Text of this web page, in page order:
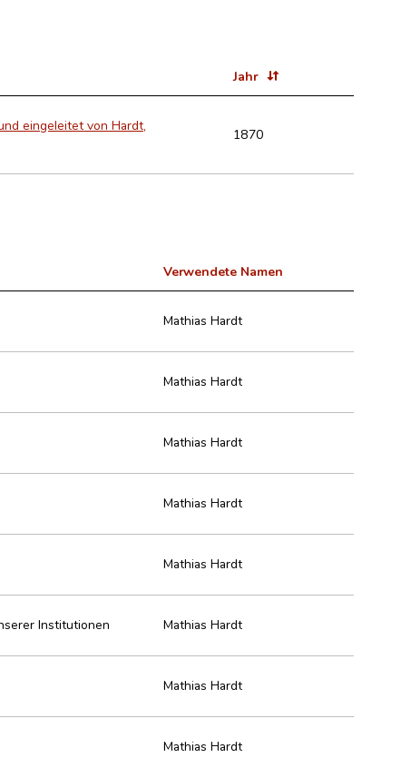
Jahr
eingeleitet von Hardt,
1870
Verwendete Namen
Mathias Hardt
Mathias Hardt
Mathias Hardt
Mathias Hardt
Mathias Hardt
Institutionen Mathias Hardt
Mathias Hardt
Mathias Hardt